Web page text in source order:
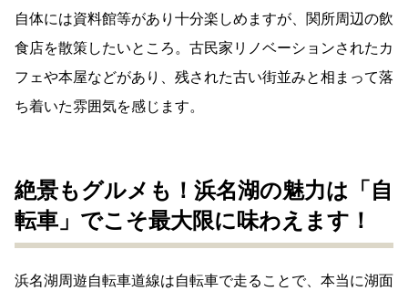
自体には資料館等があり十分楽しめますが、関所周辺の飲
食店を散策したいところ。古民家リノベーションされたカ
フェや本屋などがあり、残された古い街並みと相まって落
ち着いた雰囲気を感じます。
絶景もグルメも！浜名湖の魅力は「自
転車」でこそ最大限に味わえます！
浜名湖周遊自転車道線は自転車で走ることで、本当に湖面